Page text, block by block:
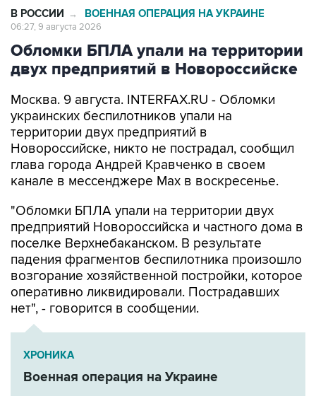
В РОССИИ → ВОЕННАЯ ОПЕРАЦИЯ НА УКРАИНЕ
06:27, 9 августа 2026
Обломки БПЛА упали на территории
двух предприятий в Новороссийске
Москва. 9 августа. INTERFAX.RU - Обломки
украинских беспилотников упали на
территории двух предприятий в
Новороссийске, никто не пострадал, сообщил
глава города Андрей Кравченко в своем
канале в мессенджере Max в воскресенье.
"Обломки БПЛА упали на территории двух
предприятий Новороссийска и частного дома в
поселке Верхнебаканском. В результате
падения фрагментов беспилотника произошло
возгорание хозяйственной постройки, которое
оперативно ликвидировали. Пострадавших
нет", - говорится в сообщении.
ХРОНИКА
Военная операция на Украине